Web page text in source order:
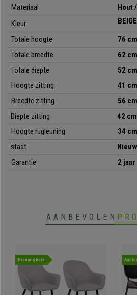
•Zeer exclusief actueel design
Houten structuur en poten
• Zeer comfortabel, met dikke vulling
•Gemaakt met hoogwaardige materialen
Materiaal
Hout
Kleur
BEIGE
Totale hoogte
76 cm
Totale breedte
62 cm
Totale diepte
52 cm
Hoogte zitting
41 cm
Breedte zitting
56 cm
Diepte zitting
42 cm
Hoogte rugleuning
34
staat
Garantie
2 jaar
AANBEVOLEN
Nieuwigheid